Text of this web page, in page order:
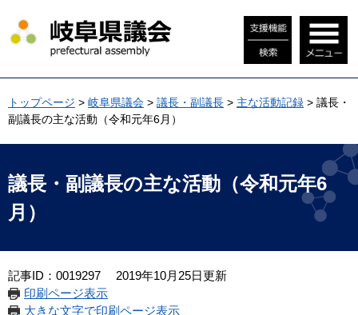
ジ
先
で
す
。
ュ
を
ば
し
て
文
へ
トップページ > 岐阜県議会 > 議長・副議長 > 主な活動記録 > 議長・
副議長の主な活動（令和元年6月）
議長・副議長の主な活動（令和元年6
月）
記事ID：0019297
2019年10月25日更新
印刷ページ表示
大きな文字で印刷ページ表示